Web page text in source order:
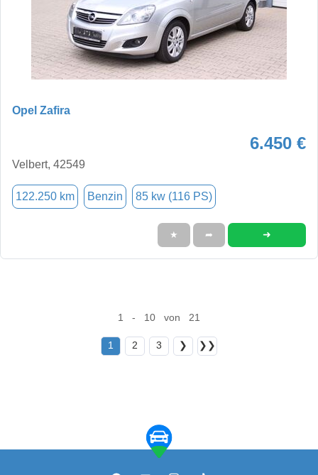
Opel Zafira
6.450 €
Velbert, 42549
122.250 km Benzin 85 kw (116 PS)
★ ➦ ➜
1 - 10 von 21
1 2 3 ❯ ❯❯